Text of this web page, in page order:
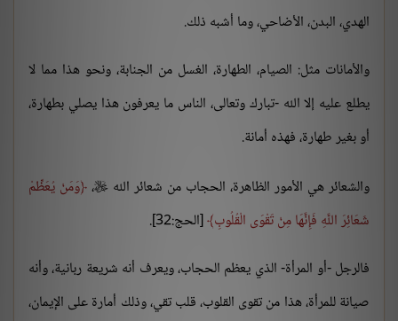
الهدي، البدن، الأضاحي، وما أشبه ذلك.
والأمانات مثل: الصيام، الطهارة، الغسل من الجنابة، ونحو هذا مما لا
يطلع عليه إلا الله -تبارك وتعالى، الناس ما يعرفون هذا يصلي بطهارة،
أو بغير طهارة، فهذه أمانة.
والشعائر هي الأمور الظاهرة، الحجاب من شعائر الله ، وَمَنْ يُعَظِّمْ
شَعَائِرَ اللَّهِ فَإِنَّهَا مِنْ تَقْوَى الْقُلُوبِ [الحج:32].
فالرجل -أو المرأة- الذي يعظم الحجاب، ويعرف أنه شريعة ربانية، وأنه
صيانة للمرأة، هذا من تقوى القلوب، قلب تقي، وذلك أمارة على الإيمان،